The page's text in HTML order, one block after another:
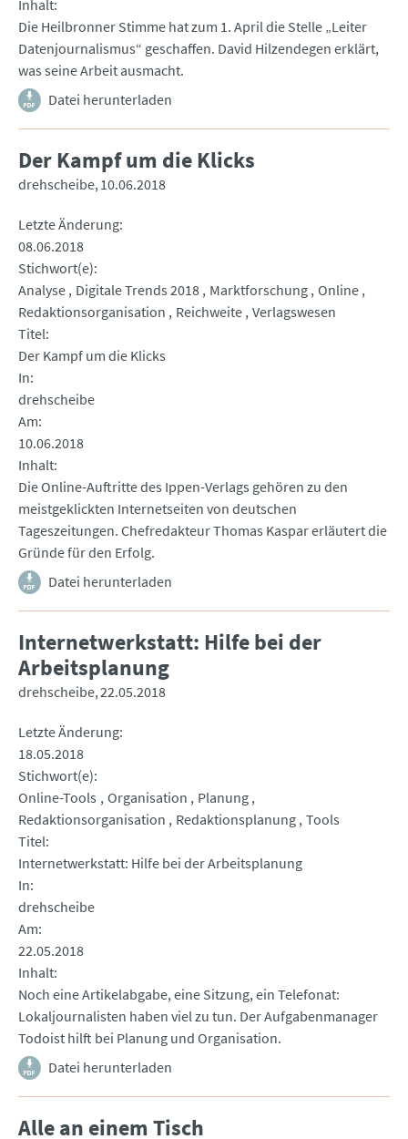
Inhalt
Die Heilbronner Stimme hat zum 1. April die Stelle „Leiter
Datenjournalismus“ geschaffen. David Hilzendegen erklärt,
was seine Arbeit ausmacht.
Datei herunterladen
Der Kampf um die Klicks
drehscheibe 10.06.2018
Letzte Änderung
08.06.2018
Stichwort(e)
Analyse Digitale Trends 2018 Marktforschung Online
Redaktionsorganisation
Reichweite Verlagswesen
Titel
Der Kampf um die Klicks
In
drehscheibe
Am
10.06.2018
Inhalt
Die Online-Auftritte des Ippen-Verlags gehören zu den
meistgeklickten Internetseiten von deutschen
Tageszeitungen. Chefredakteur Thomas Kaspar erläutert die
Gründe für den Erfolg.
Datei herunterladen
Internetwerkstatt: Hilfe bei der
Arbeitsplanung
drehscheibe 22.05.2018
Letzte Änderung
18.05.2018
Stichwort(e)
Online-Tools
Organisation
Planung
Redaktionsorganisation
Redaktionsplanung Tools
Titel
Internetwerkstatt: Hilfe bei der Arbeitsplanung
In
drehscheibe
Am
22.05.2018
Inhalt
Noch eine Artikelabgabe, eine Sitzung, ein Telefonat:
Lokaljournalisten haben viel zu tun. Der Aufgabenmanager
Todoist hilft bei Planung und Organisation.
Datei herunterladen
Alle an einem Tisch